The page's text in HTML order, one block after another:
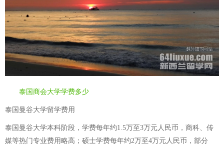
泰国商会大学学费多少
泰国曼谷大学留学费用
泰国曼谷大学本科阶段，学费每年约1.5万至3万元人民币，商科、传
媒等热门专业费用略高；硕士学费每年约2万至4万元人民币，部分